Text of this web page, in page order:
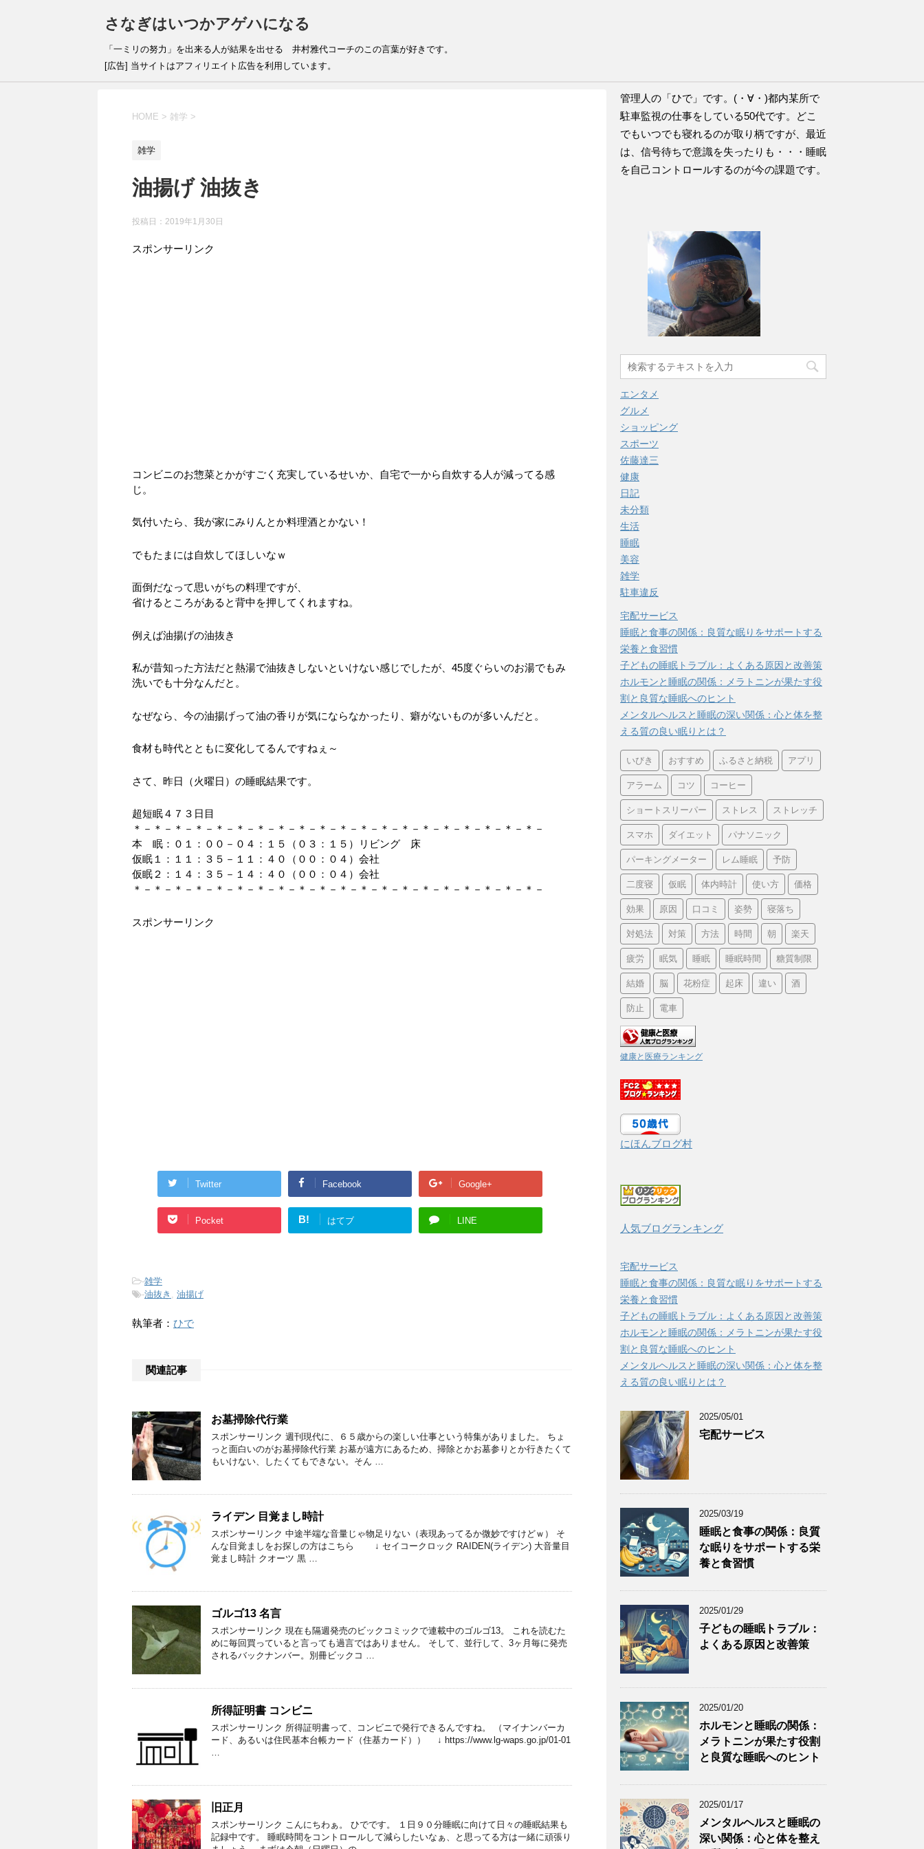
さなぎはいつかアゲハになる
「一ミリの努力」を出来る人が結果を出せる 井村雅代コーチのこの言葉が好きです。
[広告] 当サイトはアフィリエイト広告を利用しています。
HOME > 雑学 >
雑学
油揚げ 油抜き
投稿日： 2019年1月30日
スポンサーリンク
コンビニのお惣菜とかがすごく充実しているせいか、自宅で一から自炊する人が減ってる感
じ。
気付いたら、我が家にみりんとか料理酒とかない！
でもたまには自炊してほしいなｗ
面倒だなって思いがちの料理ですが、
省けるところがあると背中を押してくれますね。
例えば油揚げの油抜き
私が昔知った方法だと熱湯で油抜きしないといけない感じでしたが、45度ぐらいのお湯でもみ
洗いでも十分なんだと。
なぜなら、今の油揚げって油の香りが気にならなかったり、癖がないものが多いんだと。
食材も時代とともに変化してるんですねぇ～
さて、昨日（火曜日）の睡眠結果です。
超短眠４７３日目
＊－＊－＊－＊－＊－＊－＊－＊－＊－＊－＊－＊－＊－＊－＊－＊－＊－＊－＊－＊－
本 眠：０１：００－０４：１５（０３：１５）リビング 床
仮眠１：１１：３５－１１：４０（００：０４）会社
仮眠２：１４：３５－１４：４０（００：０４）会社
＊－＊－＊－＊－＊－＊－＊－＊－＊－＊－＊－＊－＊－＊－＊－＊－＊－＊－＊－＊－
スポンサーリンク
Twitter Facebook Google+
Pocket B! はてブ LINE
-雑学
-油抜き , 油揚げ
執筆者： ひで
関連記事
お墓掃除代行業
スポンサーリンク 週刊現代に、６５歳からの楽しい仕事という特集がありました。 ちょ
っと面白いのがお墓掃除代行業 お墓が遠方にあるため、掃除とかお墓参りとか行きたくて
もいけない、したくてもできない。そん …
ライデン 目覚まし時計
スポンサーリンク 中途半端な音量じゃ物足りない（表現あってるか微妙ですけどｗ） そ
んな目覚ましをお探しの方はこちら ↓ セイコークロック RAIDEN(ライデン) 大音量目
覚まし時計 クオーツ 黒 …
ゴルゴ13 名言
スポンサーリンク 現在も隔週発売のビックコミックで連載中のゴルゴ13。 これを読むた
めに毎回買っていると言っても過言ではありません。 そして、並行して、3ヶ月毎に発売
されるバックナンバー。別冊ビックコ …
所得証明書 コンビニ
スポンサーリンク 所得証明書って、コンビニで発行できるんですね。 （マイナンバーカ
ード、あるいは住民基本台帳カード（住基カード）） ↓ https://www.lg-waps.go.jp/01-01
旧正月
スポンサーリンク こんにちわぁ。 ひでです。 １日９０分睡眠に向けて日々の睡眠結果も
記録中です。 睡眠時間をコントロールして減らしたいなぁ、と思ってる方は一緒に頑張り
管理人の「ひで」です。(・∀・)都内某所で
駐車監視の仕事をしている50代です。どこ
でもいつでも寝れるのが取り柄ですが、最近
は、信号待ちで意識を失ったりも・・・睡眠
を自己コントロールするのが今の課題です。
エンタメ
グルメ
ショッピング
スポーツ
佐藤達三
健康
日記
未分類
生活
睡眠
美容
雑学
駐車違反
宅配サービス
睡眠と食事の関係：良質な眠りをサポートする
栄養と食習慣
子どもの睡眠トラブル：よくある原因と改善策
ホルモンと睡眠の関係：メラトニンが果たす役
割と良質な睡眠へのヒント
メンタルヘルスと睡眠の深い関係：心と体を整
える質の良い眠りとは？
いびき おすすめ ふるさと納税 アプリ
アラーム コツ コーヒー
ショートスリーパー ストレス ストレッチ
スマホ ダイエット パナソニック
パーキングメーター レム睡眠 予防
二度寝 仮眠 体内時計 使い方 価格
効果 原因 口コミ 姿勢 寝落ち
対処法 対策 方法 時間 朝 楽天
疲労 眠気 睡眠 睡眠時間 糖質制限
結婚 脳 花粉症 起床 違い 酒
防止 電車
健康と医療ランキング
にほんブログ村
人気ブログランキング
宅配サービス
睡眠と食事の関係：良質な眠りをサポートする
栄養と食習慣
子どもの睡眠トラブル：よくある原因と改善策
ホルモンと睡眠の関係：メラトニンが果たす役
割と良質な睡眠へのヒント
メンタルヘルスと睡眠の深い関係：心と体を整
える質の良い眠りとは？
2025/05/01
宅配サービス
2025/03/19
睡眠と食事の関係：良質
な眠りをサポートする栄
養と食習慣
2025/01/29
子どもの睡眠トラブル：
よくある原因と改善策
2025/01/20
ホルモンと睡眠の関係：
メラトニンが果たす役割
と良質な睡眠へのヒント
2025/01/17
メンタルヘルスと睡眠の
深い関係：心と体を整え